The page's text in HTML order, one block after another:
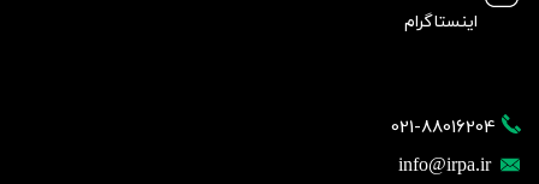
021-88016204
info@irpa.ir
اینستاگرام